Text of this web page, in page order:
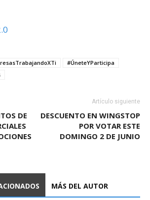
#ÚneteYParticipa
DE
Artículo siguiente
DESCUENTO EN WINGSTOP
POR VOTAR ESTE
DOMINGO 2 DE JUNIO
MÁS DEL AUTOR